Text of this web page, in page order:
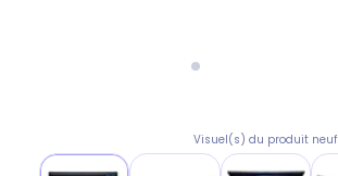
Visuel(s) du produit neuf